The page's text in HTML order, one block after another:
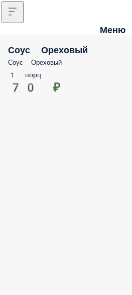
Меню
Соус Ореховый
Соус Ореховый
1 порц.
70 ₽